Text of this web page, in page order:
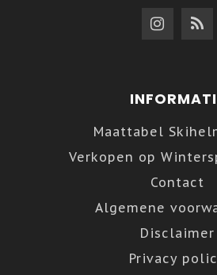
Maattabel
Verkopen op
Contact
Algemene
Disclaimer
Privacy